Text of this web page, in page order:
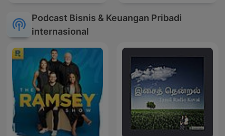
Podcast Bisnis & Keuangan Pribadi
internasional